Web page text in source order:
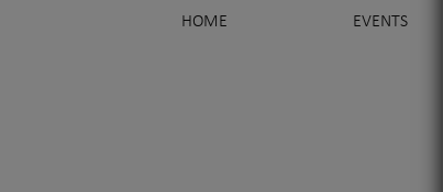
HOME EVENTS